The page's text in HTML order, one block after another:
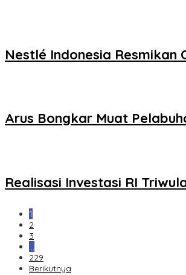
Nestlé Indonesia Resmikan
Arus Bongkar Muat
Realisasi Investasi RI
1
2
3
…
229
Berikutnya